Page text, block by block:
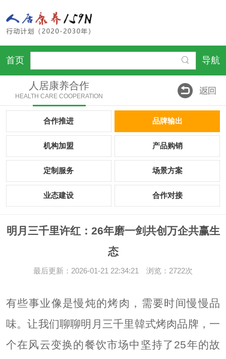
首页 导航
人居康养合作
HEALTH CARE COOPERATION
合作推进 品牌输出
机构加盟 产品购销
定制服务 场景方案
业态建设 合作对接
明月三千里许红：26年磨一剑共创万企共赢生
态
最后更新：2026-01-21 22:34:21 浏览：2722次
有些事业像是慢炖的烤肉，需要时间慢慢品
味。让我们聊聊明月三千里韓式烤肉品牌，一
个在风云变换的餐饮市场中坚持了25年的故